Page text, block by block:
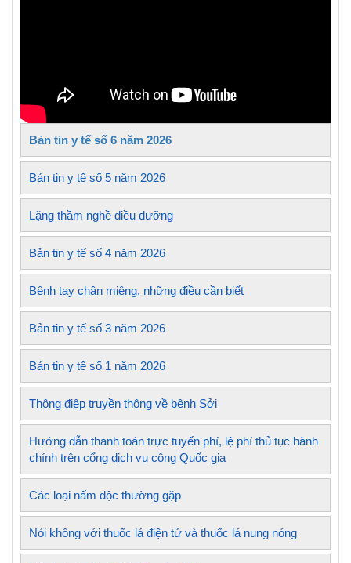
Bản tin y tế số 6 năm 2026
Bản tin y tế số 5 năm 2026
Lặng thầm nghề điều dưỡng
Bản tin y tế số 4 năm 2026
Bệnh tay chân miệng, những điều cần biết
Bản tin y tế số 3 năm 2026
Bản tin y tế số 1 năm 2026
Thông điệp truyền thông về bệnh Sởi
Hướng dẫn thanh toán trực tuyến phí, lệ phí thủ tục hành
chính trên cổng dịch vụ công Quốc gia
Các loại nấm độc thường gặp
Nói không với thuốc lá điện tử và thuốc lá nung nóng